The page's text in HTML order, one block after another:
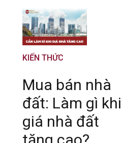
KIẾN THỨC
Mua bán nhà
đất: Làm gì khi
giá nhà đất